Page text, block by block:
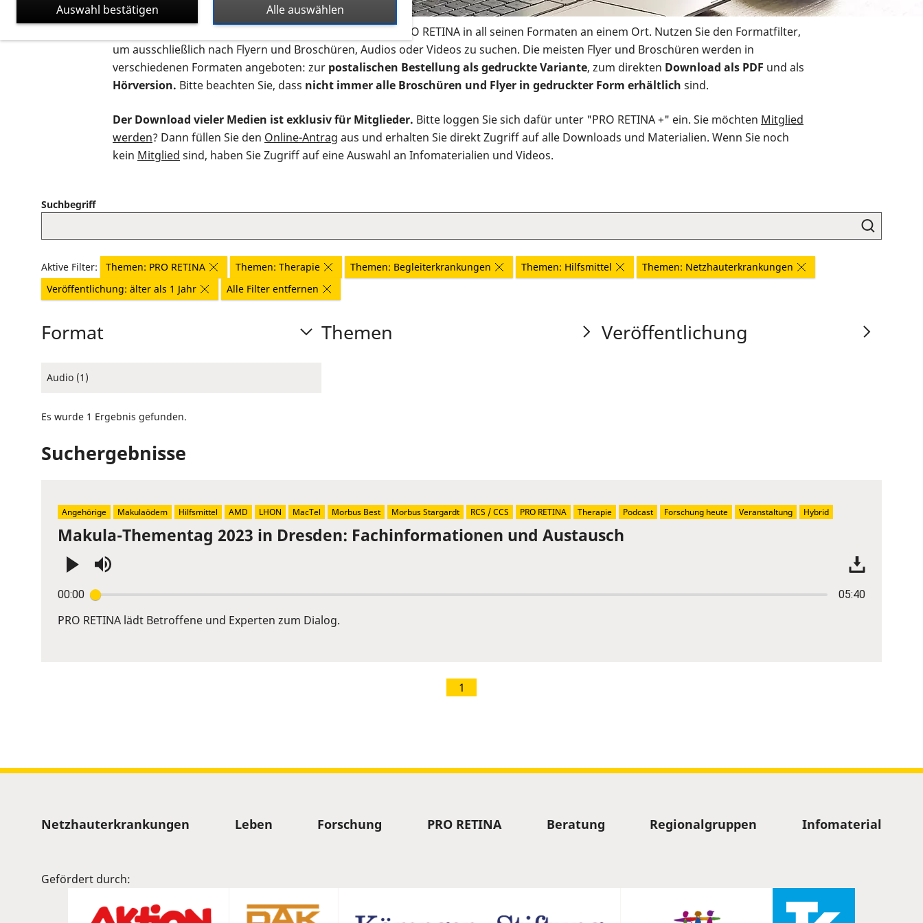
Auf dieser Seite finden Sie sämtliches Infomaterial der PRO RETINA in all seinen Formaten an einem Ort. Nutzen Sie den Formatfilter,
um ausschließlich nach Flyern und Broschüren, Audios oder Videos zu suchen. Die meisten Flyer und Broschüren werden in
verschiedenen Formaten angeboten: zur postalischen Bestellung als gedruckte Variante, zum direkten Download als PDF und als
Hörversion. Bitte beachten Sie, dass nicht immer alle Broschüren und Flyer in gedruckter Form erhältlich sind.
Der Download vieler Medien ist exklusiv für Mitglieder. Bitte loggen Sie sich dafür unter "PRO RETINA +" ein. Sie möchten Mitglied
werden? Dann füllen Sie den Online-Antrag aus und erhalten Sie direkt Zugriff auf alle Downloads und Materialien. Wenn Sie noch
kein Mitglied sind, haben Sie Zugriff auf eine Auswahl an Infomaterialien und Videos.
Suchbegriff
Aktive Filter: Themen: PRO RETINA Themen: Therapie Themen: Begleiterkrankungen Themen: Hilfsmittel
Themen: Netzhauterkrankungen
Veröffentlichung: älter als 1 Jahr
Alle Filter entfernen
Format
Audio (1)
Themen Veröffentlichung
Es wurde 1 Ergebnis gefunden.
Suchergebnisse
Makula-Thementag 2023 in Dresden: Fachinformationen und Austausch
00:00 05:40
Enter
or
PRO RETINA lädt Betroffene und Experten zum Dialog.
Angehörige Makulaödem Hilfsmittel AMD LHON MacTel Morbus Best Morbus Stargardt RCS / CCS PRO RETINA Therapie Podcast Forschung heute Veranstaltung Hybrid
1
Sitemap
Netzhauterkrankungen Leben Forschung PRO RETINA Beratung Regionalgruppen Infomaterial
Gefördert durch:
Alle auswählen
Auswahl bestätigen